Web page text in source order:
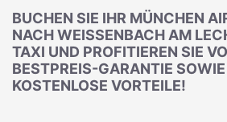
BUCHEN SIE IHR MÜNCHEN
NACH WEISSENBACH AM
TAXI UND PROFITIEREN SIE
BESTPREIS-GARANTIE
KOSTENLOSE VORTEILE!